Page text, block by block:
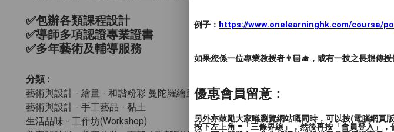
✅包辦各類課程設計
✅導師多項認證專業證書
✅多年藝術及輔導服務
分類 :
藝術與設計 - 繪畫 - 和諧粉彩 曼陀羅繪畫 禪繞畫 流體畫 木顏色畫 酒精墨水畫 油畫 粉彩
藝術與設計 - 手工藝品 - 黏土
生活品味 - 工作坊(Workshop)
例子： https://www.onelearninghk.com/course/
如果您係一位專業教授者👨🏻‍🎓，或有一技之長想傳
優惠會員留意：
另外亦鼓勵大家喺瀏覽網站嘅同時，可以按(電腦網
按下左上角 ≡「三條界線」，然後再按「會員登入」